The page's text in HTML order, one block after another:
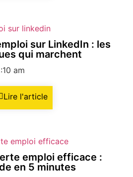
sur LinkedIn : les
qui marchent
am
Lire l'article
emploi efficace :
en 5 minutes